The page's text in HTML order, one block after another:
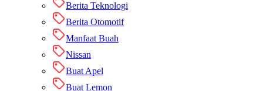
Berita Teknologi
Berita Otomotif
Manfaat Buah
Nissan
Buat Apel
Buat Lemon